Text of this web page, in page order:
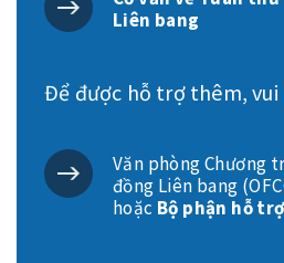
Liên bang
Để được hỗ trợ thêm, vui
Văn phòng Chương
đồng Liên bang
hoặc Bộ phận hỗ trợ